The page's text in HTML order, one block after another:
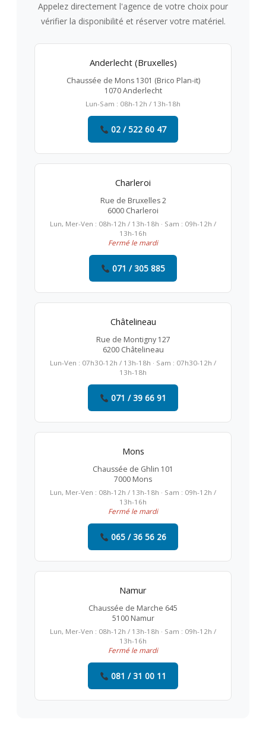
Appelez directement l'agence de votre choix pour
vérifier la disponibilité et réserver votre matériel.
Anderlecht (Bruxelles)
Chaussée de Mons 1301 (Brico Plan-it)
1070 Anderlecht
Lun-Sam : 08h-12h / 13h-18h
02 / 522 60 47
Charleroi
Rue de Bruxelles 2
6000 Charleroi
Lun, Mer-Ven : 08h-12h / 13h-18h · Sam : 09h-12h /
13h-16h
Fermé le mardi
071 / 305 885
Châtelineau
Rue de Montigny 127
6200 Châtelineau
Lun-Ven : 07h30-12h / 13h-18h · Sam : 07h30-12h /
13h-18h
071 / 39 66 91
Mons
Chaussée de Ghlin 101
7000 Mons
Lun, Mer-Ven : 08h-12h / 13h-18h · Sam : 09h-12h /
13h-16h
Fermé le mardi
065 / 36 56 26
Namur
Chaussée de Marche 645
5100 Namur
Lun, Mer-Ven : 08h-12h / 13h-18h · Sam : 09h-12h /
13h-16h
Fermé le mardi
081 / 31 00 11